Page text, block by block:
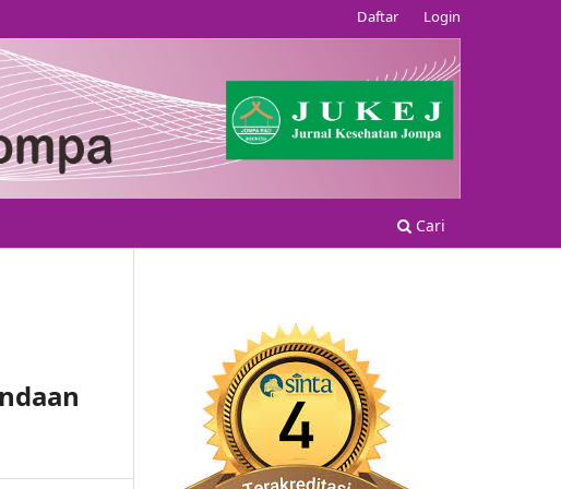
Cari
Daftar Login